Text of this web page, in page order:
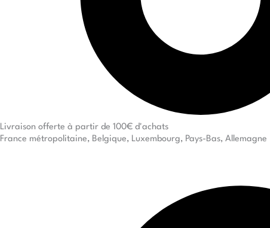
Livraison offerte à partir de 100€ d'achats
France métropolitaine, Belgique, Luxembourg, Pays-Bas, Allemagne